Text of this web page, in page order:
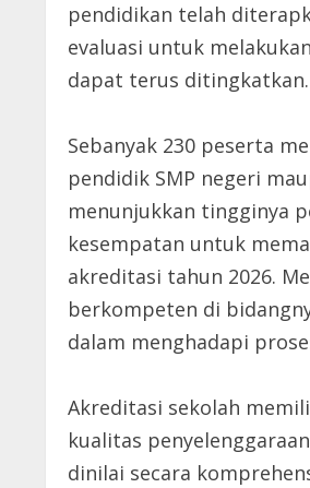
pendidikan telah
evaluasi untuk
dapat terus ditingkatkan.
Sebanyak 230 peserta
pendidik SMP negeri
menunjukkan tingginya
kesempatan untuk
akreditasi tahun 2026.
berkompeten di
dalam menghadapi
Akreditasi sekolah
kualitas
dinilai secara